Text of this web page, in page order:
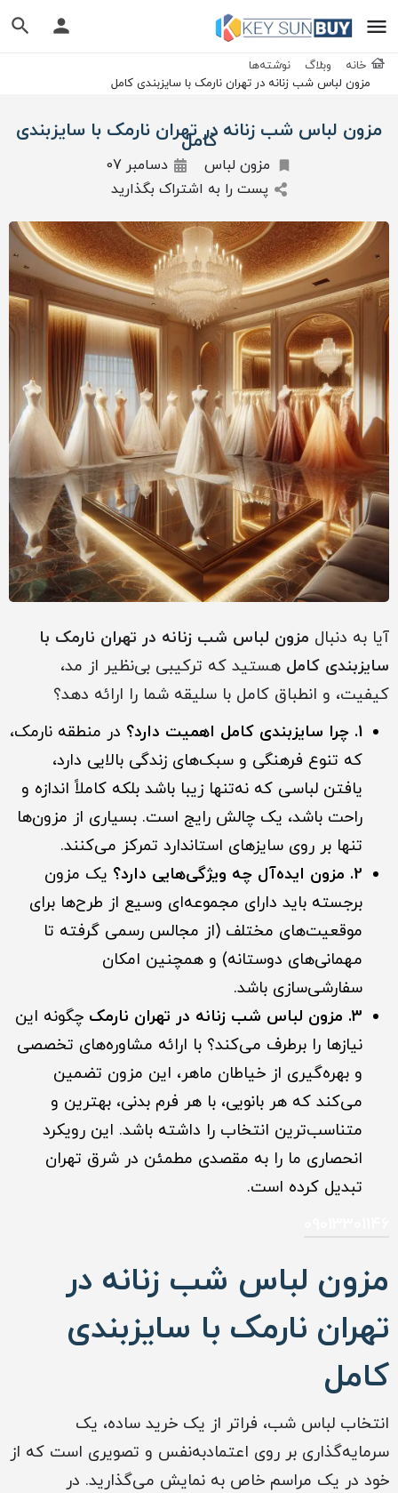
خانه وبلاگ
نوشته‌ها
مزون لباس شب زنانه در تهران نارمک با سایزبندی کامل
مزون لباس شب زنانه در تهران نارمک با سایزبندی
کامل
مزون لباس
دسامبر 07
پست را به اشتراک بگذارید
آیا به دنبال مزون لباس شب زنانه در تهران نارمک با
سایزبندی کامل هستید که ترکیبی بی‌نظیر از مد،
کیفیت، و انطباق کامل با سلیقه شما را ارائه دهد؟
1. چرا سایزبندی کامل اهمیت دارد؟
در منطقه نارمک،
که تنوع فرهنگی و سبک‌های زندگی بالایی دارد،
یافتن لباسی که نه‌تنها زیبا باشد بلکه کاملاً اندازه و
راحت باشد، یک چالش رایج است. بسیاری از مزون‌ها
تنها بر روی سایزهای استاندارد تمرکز می‌کنند.
2. مزون ایده‌آل چه ویژگی‌هایی دارد؟
یک مزون
برجسته باید دارای مجموعه‌ای وسیع از طرح‌ها برای
موقعیت‌های مختلف (از مجالس رسمی گرفته تا
مهمانی‌های دوستانه) و همچنین امکان
سفارشی‌سازی باشد.
3. مزون لباس شب زنانه در تهران نارمک
چگونه این
نیازها را برطرف می‌کند؟ با ارائه مشاوره‌های تخصصی
و بهره‌گیری از خیاطان ماهر، این مزون تضمین
می‌کند که هر بانویی، با هر فرم بدنی، بهترین و
متناسب‌ترین انتخاب را داشته باشد. این رویکرد
انحصاری ما را به مقصدی مطمئن در شرق تهران
تبدیل کرده است.
مزون لباس شب زنانه در
تهران نارمک با سایزبندی
کامل
انتخاب لباس شب، فراتر از یک خرید ساده، یک
سرمایه‌گذاری بر روی اعتمادبه‌نفس و تصویری است که از
خود در یک مراسم خاص به نمایش می‌گذارید. در